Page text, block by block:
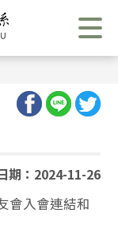
期：2024-11-26
會入會連結和